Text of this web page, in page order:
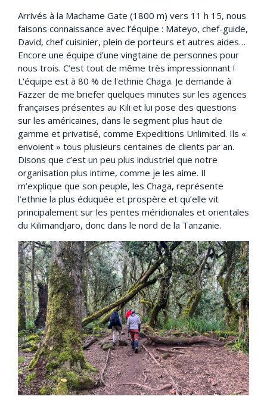
Arrivés à la Machame Gate (1800 m) vers 11 h 15, nous
faisons connaissance avec l’équipe : Mateyo, chef-guide,
David, chef cuisinier, plein de porteurs et autres aides…
Encore une équipe d’une vingtaine de personnes pour
nous trois. C’est tout de même très impressionnant !
L'équipe est à 80 % de l'ethnie Chaga. Je demande à
Fazzer de me briefer quelques minutes sur les agences
françaises présentes au Kili et lui pose des questions
sur les américaines, dans le segment plus haut de
gamme et privatisé, comme Expeditions Unlimited. Ils «
envoient » tous plusieurs centaines de clients par an.
Disons que c’est un peu plus industriel que notre
organisation plus intime, comme je les aime. Il
m’explique que son peuple, les Chaga, représente
l’ethnie la plus éduquée et prospère et qu’elle vit
principalement sur les pentes méridionales et orientales
du Kilimandjaro, donc dans le nord de la Tanzanie.